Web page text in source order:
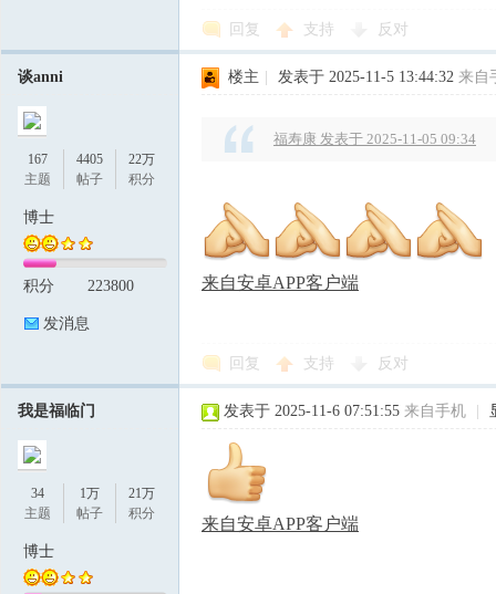
回复 支持 反对
谈anni
167
主题
4405
帖子
22万
积分
博士
积分 223800
发消息
楼主 发表于 2025-11-5 13:44:32 来自
福寿康 发表于 2025-11-05 09:34
来自安卓APP客户端
回复 支持 反对
我是福临门
34
主题
1万
帖子
21万
积分
博士
发表于 2025-11-6 07:51:55 来自手机
来自安卓APP客户端